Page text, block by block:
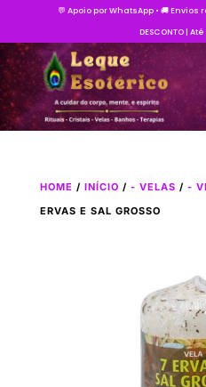
💬 Apoio por WhatsApp • 🚚 Envios
DESCONTO |
HOME / INÍCIO / - VELAS / -
ERVAS E SAL GROSSO